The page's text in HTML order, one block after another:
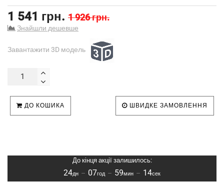
1 541 грн. 1 926 грн.
Знайшли дешевше
Завантажити 3D модель
ДО КОШИКА ШВИДКЕ ЗАМОВЛЕННЯ
До кінця акції залишилось:
24дн – 07год – 59мин – 14сек